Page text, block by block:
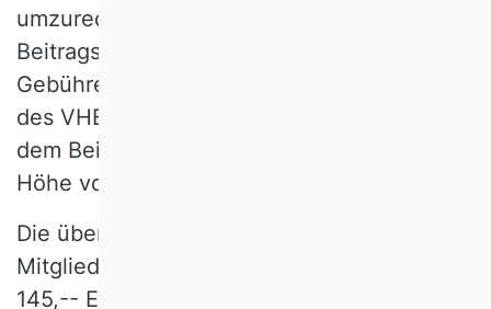
umzurechnen ist. Damit Ihre
Beitragszahlung - nach Abzug anfallender
Gebühren - in voller Höhe auf dem Konto
des VHB eingeht, wird zusammen mit
dem Beitrag eine Auslagenerstattung in
Höhe von pauschal 5,-- Euro erhoben.
Die über PayPal zu zahlenden
Mitgliedsbeiträge erhöhen sich somit auf:
145,-- Euro für ordentliche Mitglieder und